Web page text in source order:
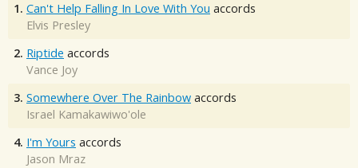
1. Can't Help Falling In Love With You accords
Elvis Presley
2. Riptide accords
Vance Joy
3. Somewhere Over The Rainbow accords
Israel Kamakawiwo'ole
4. I'm Yours accords
Jason Mraz